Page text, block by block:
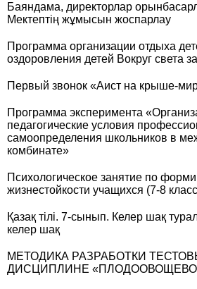
Баяндама, директорлар
Мектептің жұмысын жоспарлау
Программа организации отдыха
оздоровления детей Вокруг света
Первый звонок «Аист на крыше-
Программа эксперимента
педагогические условия
самоопределения школьников в
комбинате»
Психологическое занятие по
жизнестойкости учащихся (7-8
Қазақ тілі. 7-сынып. Келер шақ
келер шақ
МЕТОДИКА РАЗРАБОТКИ
ДИСЦИПЛИНЕ